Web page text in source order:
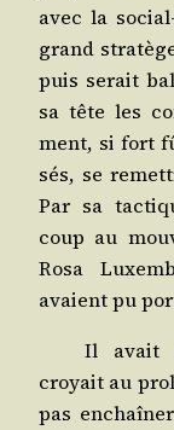
avec la
grand
puis serait
sa tête les
ment, si fort
sés, se
Par sa
coup au
Rosa
avaient pu
Il avait
croyait au
pas